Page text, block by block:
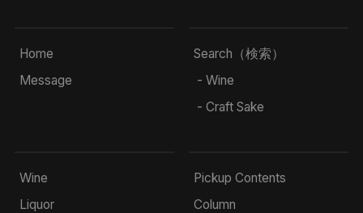
Home
Message
Search（検索）
- Wine
- Craft Sake
Wine
Liquor
Pickup Contents
Column